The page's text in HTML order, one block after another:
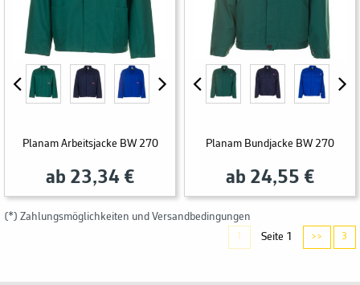
Planam Arbeitsjacke BW 270
ab 23,34 €
Planam Bundjacke BW 270
ab 24,55 €
(*) Zahlungsmöglichkeiten und Versandbedingungen
1 Seite 1 >> 3